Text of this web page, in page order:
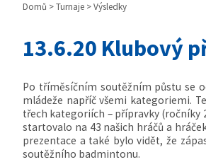
Domů >Turnaje > Výsledky
13.6.20 Klubový
Po tříměsíčním soutěžním půstu se
mládeže napříč všemi kategoriemi.
třech kategoriích – přípravky (ročníky
startovalo na 43 našich hráčů a
prezentace a také bylo vidět, že
soutěžního badmintonu.